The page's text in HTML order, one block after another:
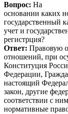
Вопрос: На
основании каких
государственный
учет и
Ответ: Правовую
отношений, при
Конституция
Федерации,
настоящий
закон, другие
соответствии с
нормативные